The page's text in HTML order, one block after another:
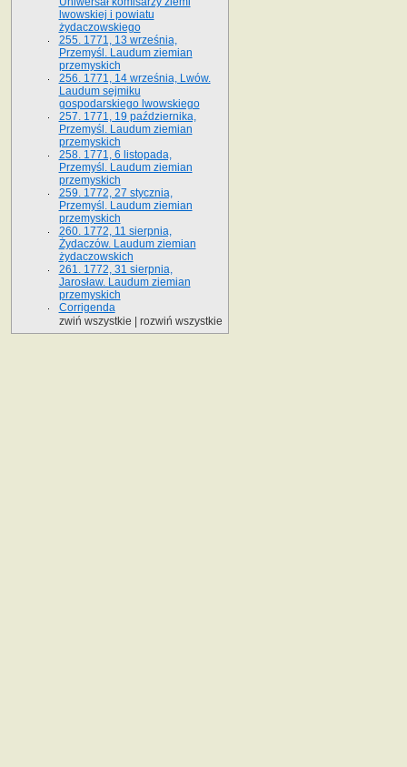
lwowskiej i powiatu
żydaczowskiego
255. 1771, 13 września,
Przemyśl. Laudum ziemian
przemyskich
256. 1771, 14 września, Lwów.
Laudum sejmiku
gospodarskiego lwowskiego
257. 1771, 19 października,
Przemyśl. Laudum ziemian
przemyskich
258. 1771, 6 listopada,
Przemyśl. Laudum ziemian
przemyskich
259. 1772, 27 stycznia,
Przemyśl. Laudum ziemian
przemyskich
260. 1772, 11 sierpnia,
Żydaczów. Laudum ziemian
żydaczowskich
261. 1772, 31 sierpnia,
Jarosław. Laudum ziemian
przemyskich
Corrigenda
zwiń wszystkie
rozwiń wszystkie